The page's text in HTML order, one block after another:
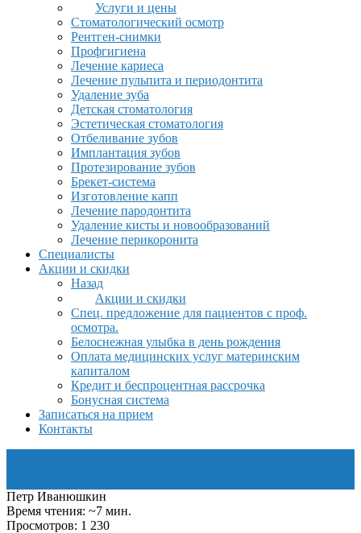
Услуги и цены
Стоматологический осмотр
Рентген-снимки
Профгигиена
Лечение кариеса
Лечение пульпита и периодонтита
Удаление зуба
Детская стоматология
Эстетическая стоматология
Отбеливание зубов
Имплантация зубов
Протезирование зубов
Брекет-система
Изготовление капп
Лечение пародонтита
Удаление кисты и новообразований
Лечение перикоронита
Специалисты
Акции и скидки
Назад
Акции и скидки
Спец. предложение для пациентов с проф.
осмотра.
Белоснежная улыбка в день рождения
Оплата медицинских услуг материнским
капиталом
Кредит и беспроцентная рассрочка
Бонусная система
Записаться на прием
Контакты
Петр Иванюшкин
Время чтения: ~7 мин.
Просмотров: 1 230